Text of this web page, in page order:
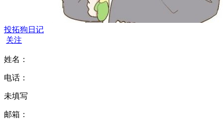
投拓狗日记
关注
姓名：
电话：
未填写
邮箱：